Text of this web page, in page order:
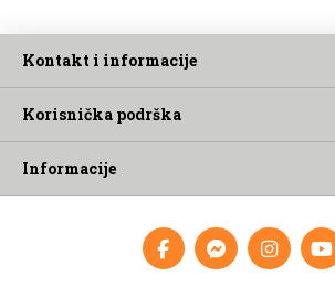
Kontakt i informacije
Korisnička podrška
Informacije